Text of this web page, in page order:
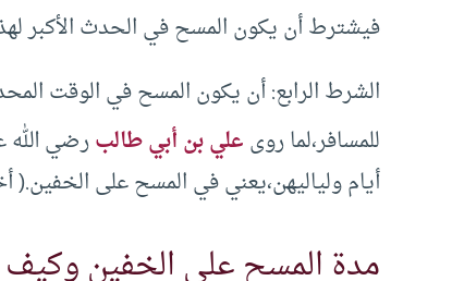
فيشترط أن يكون المسح في الحدث الأكبر
الشرط الرابع: أن يكون المسح في الوقت
للمسافر،لما روىعلي بن أبي طالبرضي الله
أيام ولياليهن،يعني في المسح على
مدة المسح على الخفين